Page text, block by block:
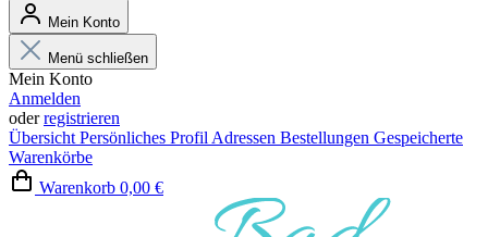
Mein Konto
Menü schließen
Mein Konto
Anmelden
oderregistrieren
Übersicht Persönliches Profil Adressen Bestellungen Gespeicherte
Warenkörbe
Warenkorb 0,00 €